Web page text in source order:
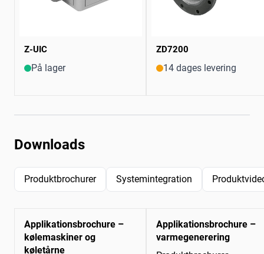
Z-UIC
På lager
ZD7200
14 dages levering
Downloads
Produktbrochurer Systemintegration
Applikationsbrochure –
kølemaskiner og
køletårne
Applikationsbrochure –
varmegenerering